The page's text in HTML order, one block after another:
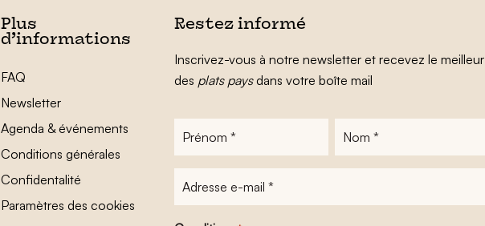
Plus
d’informations
FAQ
Newsletter
Agenda & événements
Conditions générales
Confidentalité
Paramètres des cookies
Restez informé
Inscrivez-vous à notre newsletter et recevez le meilleur
des plats paysdans votre boîte mail
mail